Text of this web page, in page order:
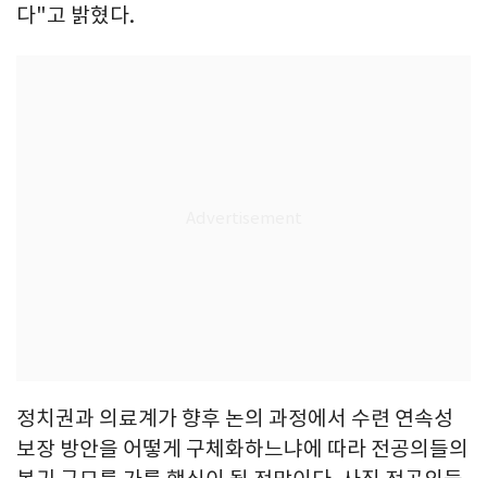
다"고 밝혔다.
정치권과 의료계가 향후 논의 과정에서 수련 연속성
보장 방안을 어떻게 구체화하느냐에 따라 전공의들의